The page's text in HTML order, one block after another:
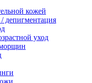
кожей
депигментация
уход